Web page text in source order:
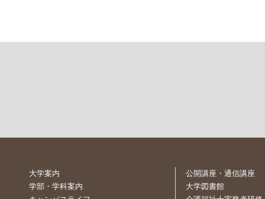
大学案内
学部・学科案内
公開講座・通信講座
大学図書館